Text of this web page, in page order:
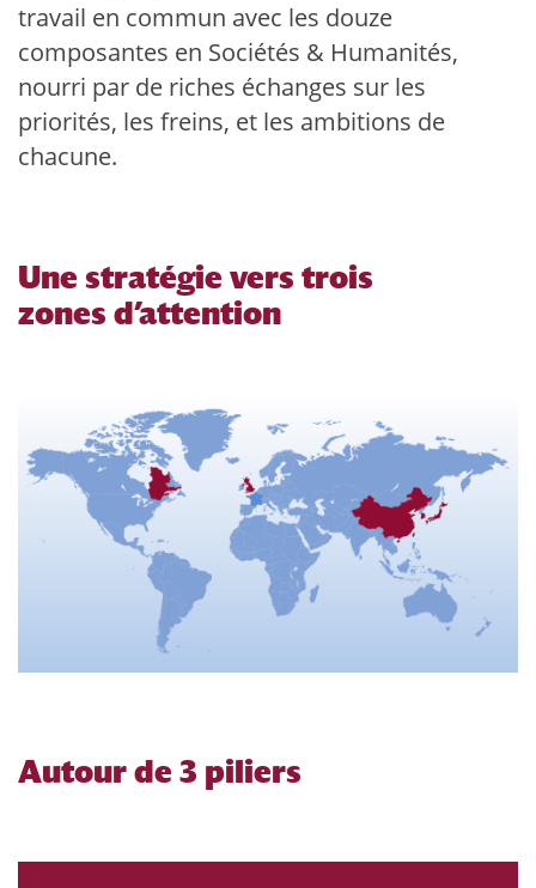
travail en commun avec les douze
composantes en Sociétés & Humanités,
nourri par de riches échanges sur les
priorités, les freins, et les ambitions de
chacune.
Une stratégie vers trois
zones d’attention
Autour de 3 piliers